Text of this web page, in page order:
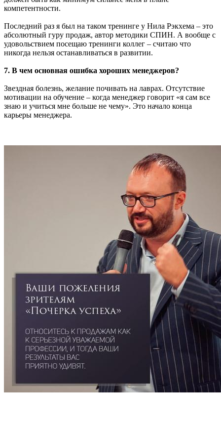
компетентности.
Последний раз я был на таком тренинге у Нила Рэкхема – это
абсолютный гуру продаж, автор методики СПИН. А вообще с
удовольствием посещаю тренинги коллег – считаю что
никогда нельзя останавливаться в развитии.
7. В чем основная ошибка хороших менеджеров?
Звездная болезнь, желание почивать на лаврах. Отсутствие
мотивации на обучение – когда менеджер говорит «я сам все
знаю и учиться мне больше не чему». Это начало конца
карьеры менеджера.